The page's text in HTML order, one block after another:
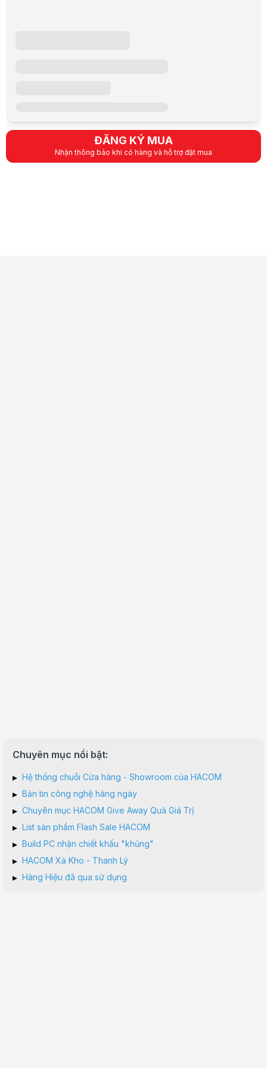
ĐĂNG KÝ MUA
Nhận thông báo khi có hàng và hỗ trợ đặt mua
Chuyên mục nổi bật:
▸ Hệ thống chuỗi Cửa hàng - Showroom của HACOM
▸ Bản tin công nghệ hàng ngày
▸ Chuyên mục HACOM Give Away Quà Giá Trị
▸ List sản phẩm Flash Sale HACOM
▸ Build PC nhận chiết khấu "khủng"
▸ HACOM Xả Kho - Thanh Lý
▸ Hàng Hiệu đã qua sử dụng